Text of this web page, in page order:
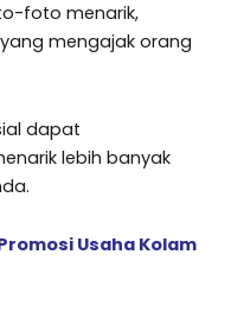
foto menarik,
mengajak orang
dapat
lebih banyak
Usaha Kolam